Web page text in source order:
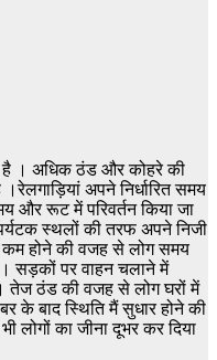
है । अधिक ठंड और कोहरे की
अपने निर्धारित समय
और रूट में परिवर्तन किया जा
स्थलों की तरफ अपने निजी
कम होने की वजह से लोग समय
सड़कों पर वाहन चलाने में
तेज ठंड की वजह से लोग घरों में
के बाद स्थिति मैं सुधार होने की
लोगों का जीना दूभर कर दिया